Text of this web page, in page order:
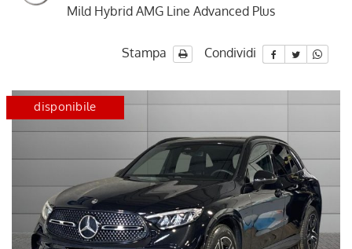
Mild Hybrid AMG Line Advanced Plus
Stampa Condividi
disponibile